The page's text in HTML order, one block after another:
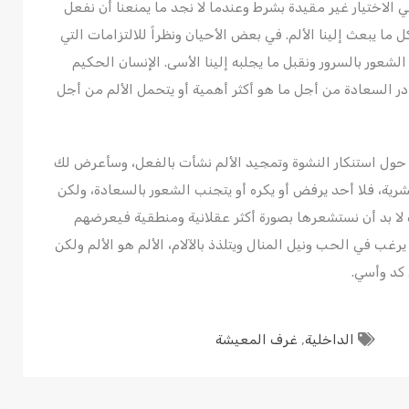
غير مقيدة بشرط وعندما لا نجد ما يمنعنا أن نفعل
يبعث إلينا الألم. في بعض الأحيان ونظراً للالتزامات التي
بالسرور ونقبل ما يجلبه إلينا الأسى. الإنسان الحكيم
السعادة من أجل ما هو أكثر أهمية أو يتحمل الألم من أجل
استنكار النشوة وتمجيد الألم نشأت بالفعل، وسأعرض لك
فلا أحد يرفض أو يكره أو يتجنب الشعور بالسعادة، ولكن
بد أن نستشعرها بصورة أكثر عقلانية ومنطقية فيعرضهم
في الحب ونيل المنال ويتلذذ بالآلام، الألم هو الألم ولكن
كد وأسي.
الداخلية,غرف المعيشة